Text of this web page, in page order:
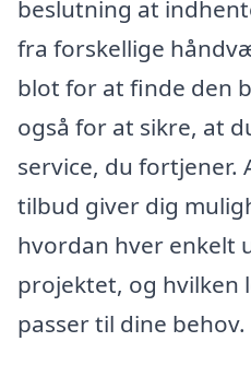
beslutning at
fra forskellige
blot for at finde den
også for at sikre, at
service, du fortjener.
tilbud giver dig
hvordan hver enkelt
projektet, og hvilken
passer til dine behov.